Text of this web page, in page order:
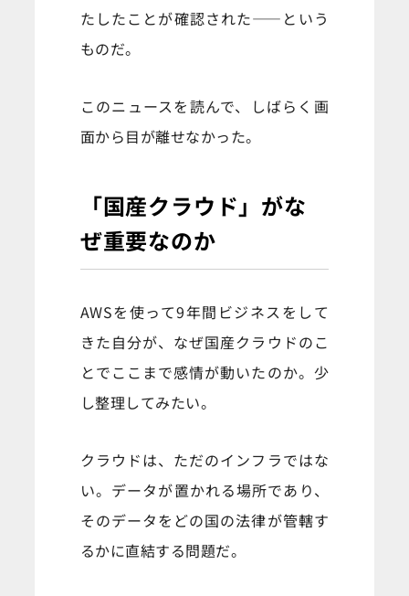
たしたことが確認された——という
ものだ。
このニュースを読んで、しばらく画
面から目が離せなかった。
「国産クラウド」がな
ぜ重要なのか
AWSを使って9年間ビジネスをして
きた自分が、なぜ国産クラウドのこ
とでここまで感情が動いたのか。少
し整理してみたい。
クラウドは、ただのインフラではな
い。データが置かれる場所であり、
そのデータをどの国の法律が管轄す
るかに直結する問題だ。